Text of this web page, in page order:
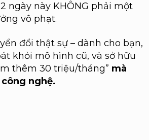
ngày này KHÔNG phải một
vô phạt.
đổi thật sự – dành cho bạn,
khỏi mô hình cũ, và sở hữu
thêm 30 triệu/tháng” mà
nghệ.